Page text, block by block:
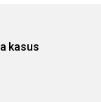
kasus